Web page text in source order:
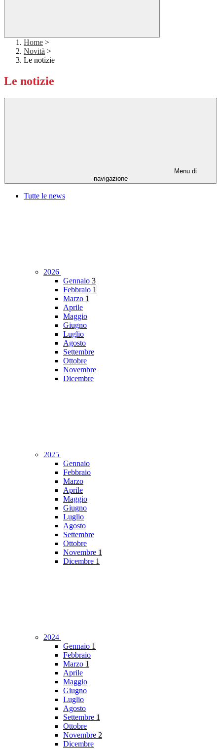
Home >
Novità >
Le notizie
Le notizie
Menu di
navigazione
Tutte le news
2026
Gennaio 3
Febbraio 1
Marzo 1
Aprile
Maggio
Giugno
Luglio
Agosto
Settembre
Ottobre
Novembre
Dicembre
2025
Gennaio
Febbraio
Marzo
Aprile
Maggio
Giugno
Luglio
Agosto
Settembre
Ottobre
Novembre 1
Dicembre 1
2024
Gennaio 1
Febbraio
Marzo 1
Aprile
Maggio
Giugno
Luglio
Agosto
Settembre 1
Ottobre
Novembre 2
Dicembre